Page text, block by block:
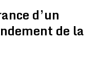
d’un
de la